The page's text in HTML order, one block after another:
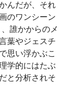
んだが、それ
のワンシーン
誰かからのメ
葉やジェスチ
思い浮かぶこ
学的にはたぶ
と分析されそ